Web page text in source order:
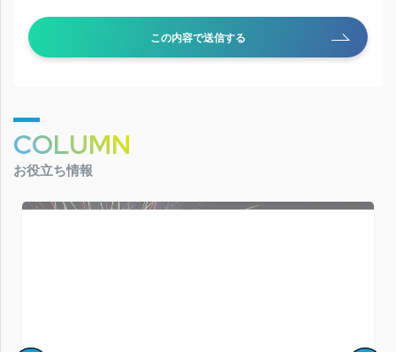
この内容で送信する
COLUMN
お役立ち情報